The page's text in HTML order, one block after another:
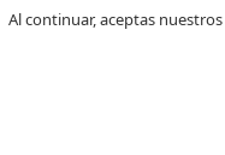
Al continuar, aceptas nuestros